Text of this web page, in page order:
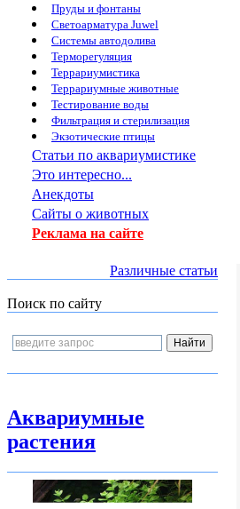
Пруды и фонтаны
Светоарматура Juwel
Системы автодолива
Терморегуляция
Террариумистика
Террариумные животные
Тестирование воды
Фильтрация и стерилизация
Экзотические птицы
Статьи по аквариумистике
Это интересно...
Анекдоты
Сайты о животных
Реклама на сайте
Различные статьи
Поиск по сайту
Аквариумные
растения